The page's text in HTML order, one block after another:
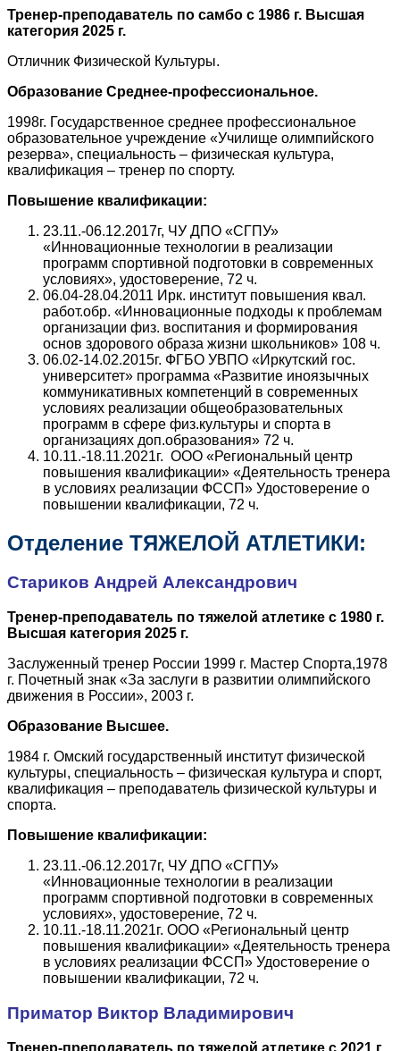
Тренер-преподаватель по самбо с 1986 г. Высшая
категория 2025 г.
Отличник Физической Культуры.
Образование Среднее-профессиональное.
1998г. Государственное среднее профессиональное
образовательное учреждение «Училище олимпийского
резерва», специальность – физическая культура,
квалификация – тренер по спорту.
Повышение квалификации:
23.11.-06.12.2017г, ЧУ ДПО «СГПУ»
«Инновационные технологии в реализации
программ спортивной подготовки в современных
условиях», удостоверение, 72 ч.
06.04-28.04.2011 Ирк. институт повышения квал.
работ.обр. «Инновационные подходы к проблемам
организации физ. воспитания и формирования
основ здорового образа жизни школьников» 108 ч.
06.02-14.02.2015г. ФГБО УВПО «Иркутский гос.
университет» программа «Развитие иноязычных
коммуникативных компетенций в современных
условиях реализации общеобразовательных
программ в сфере физ.культуры и спорта в
организациях доп.образования» 72 ч.
10.11.-18.11.2021г. ООО «Региональный центр
повышения квалификации» «Деятельность тренера
в условиях реализации ФССП» Удостоверение о
повышении квалификации, 72 ч.
Отделение ТЯЖЕЛОЙ АТЛЕТИКИ:
Стариков Андрей Александрович
Тренер-преподаватель по тяжелой атлетике с 1980 г.
Высшая категория 2025 г.
Заслуженный тренер России 1999 г. Мастер Спорта,1978
г. Почетный знак «За заслуги в развитии олимпийского
движения в России», 2003 г.
Образование Высшее.
1984 г. Омский государственный институт физической
культуры, специальность – физическая культура и спорт,
квалификация – преподаватель физической культуры и
спорта.
Повышение квалификации:
23.11.-06.12.2017г, ЧУ ДПО «СГПУ»
«Инновационные технологии в реализации
программ спортивной подготовки в современных
условиях», удостоверение, 72 ч.
10.11.-18.11.2021г. ООО «Региональный центр
повышения квалификации» «Деятельность тренера
в условиях реализации ФССП» Удостоверение о
повышении квалификации, 72 ч.
Приматор Виктор Владимирович
Тренер-преподаватель по тяжелой атлетике с 2021 г.